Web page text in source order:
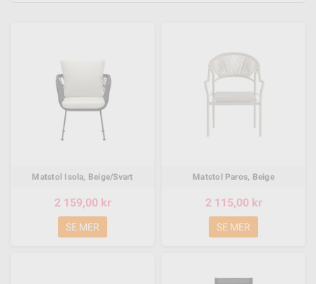
Matstol Isola, Beige/Svart
2 159,00 kr
SE MER
Matstol Paros, Beige
2 115,00 kr
SE MER